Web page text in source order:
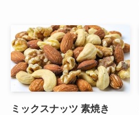
ミックスナッツ 素焼き